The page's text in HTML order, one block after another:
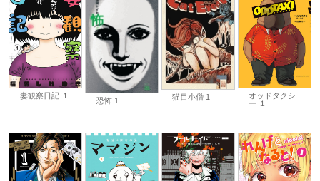
妻観察日記 １
恐怖 1 猫目小僧 1
オッドタクシ
ー １